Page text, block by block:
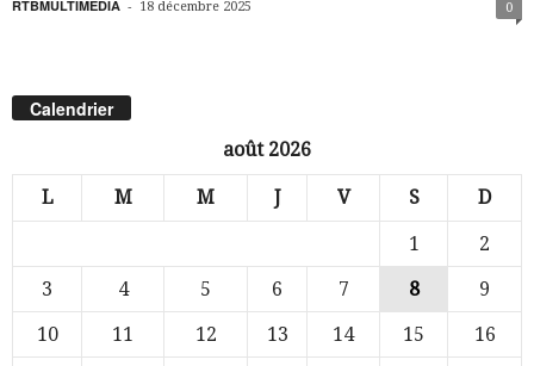
RTBMULTIMEDIA - 18 décembre 2025 0
Calendrier
août 2026
L M M J V S D
1
2
3
4 5 6 7 8
9
10
11 12 13 14 15
16